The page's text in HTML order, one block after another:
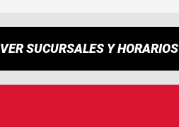
VER SUCURSALES Y HORARIOS